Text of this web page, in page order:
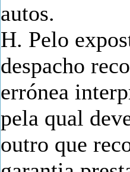
autos.
H. Pelo
despacho
errónea
pela qual
outro que